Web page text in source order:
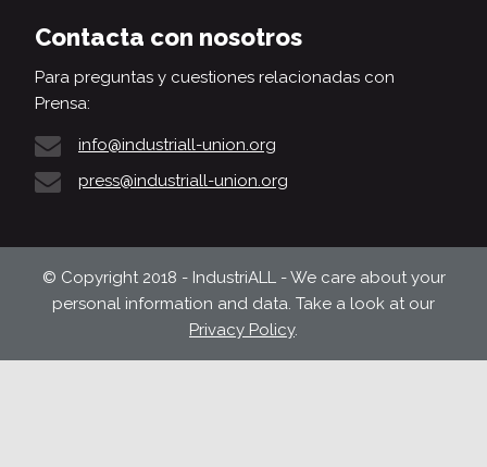
Contacta con nosotros
Para preguntas y cuestiones relacionadas con
Prensa:
info@industriall-union.org
press@industriall-union.org
© Copyright 2018 - IndustriALL - We care about your
personal information and data. Take a look at our
Privacy Policy.